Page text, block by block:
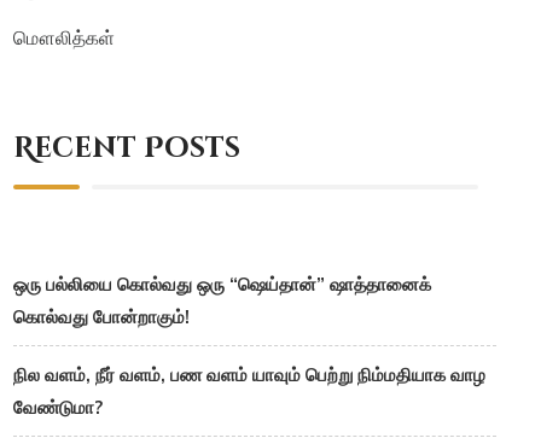
மௌலித்கள்
Recent Posts
ஒரு பல்லியை கொல்வது ஒரு “ஷெய்தான்” ஷாத்தானைக்
கொல்வது போன்றாகும்!
நில வளம், நீர் வளம், பண வளம் யாவும் பெற்று நிம்மதியாக வாழ
வேண்டுமா?